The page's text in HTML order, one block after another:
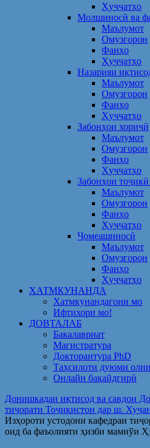
Ҳуҷҷатҳо
Молшиносӣ ва
Маълумот
Омузгорон
Фанҳо
Ҳуҷҷатҳо
Назарияи
Маълумот
Омузгорон
Фанҳо
Ҳуҷҷатҳо
Забонҳои хориҷӣ
Маълумот
Омузгорон
Фанҳо
Ҳуҷҷатҳо
Забонҳои тоҷикӣ
Маълумот
Омузгорон
Фанҳо
Ҳуҷҷатҳо
Ҷомеашиносӣ
Маълумот
Омузгорон
Фанҳо
Ҳуҷҷатҳо
ХАТМКУНАНДА
Хатмкунандагони мо
Ифтихори мо!
ДОВТАЛАБ
Бакалавриат
Магистратура
Докторантура PhD
Таҳсилоти дуюми
Онлайн бақайдгирӣ
Донишкадаи иқтисод ва савдои
тиҷорати Тоҷикистон дар ш.
Изҳороти устодони кафедраи
оид ба фаъолияти ҳизби мамнўи